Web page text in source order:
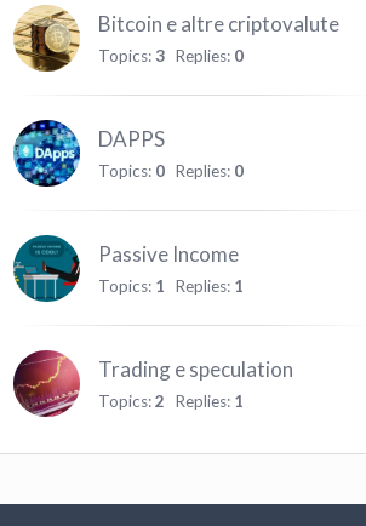
Bitcoin e altre criptovalute
Topics:3 Replies: 0
DAPPS
Topics: 0 Replies: 0
Passive Income
Topics: 1 Replies: 1
Trading e speculation
Topics:2 Replies: 1